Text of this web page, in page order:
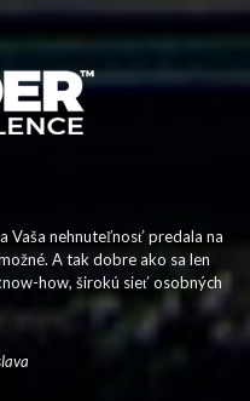
Vaša nehnuteľnosť predala na
A tak dobre ako sa len
how, širokú sieť osobných